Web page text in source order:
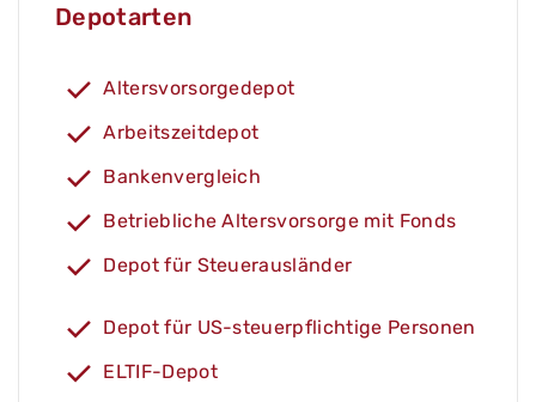
Depotarten
Altersvorsorgedepot
Arbeitszeitdepot
Bankenvergleich
Betriebliche Altersvorsorge mit Fonds
Depot für Steuerausländer
Depot für US-steuerpflichtige Personen
ELTIF-Depot